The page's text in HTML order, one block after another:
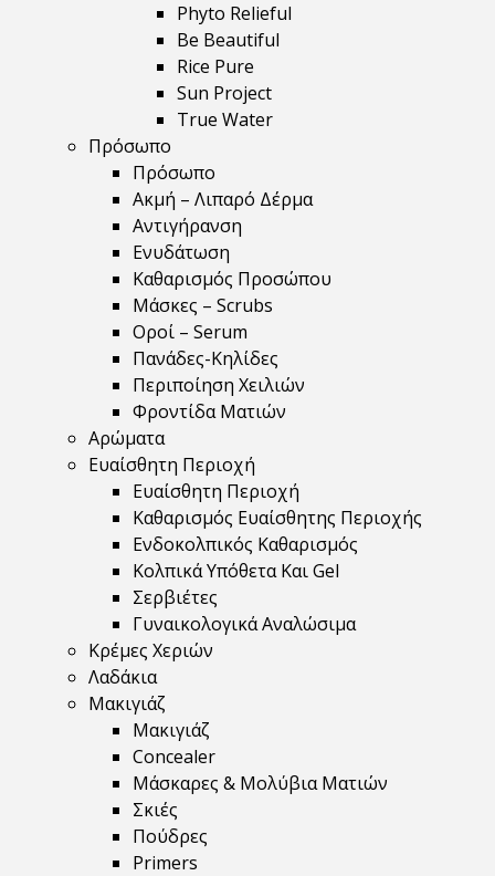
Phyto Relieful
Be Beautiful
Rice Pure
Sun Project
True Water
Πρόσωπο
Πρόσωπο
Ακμή – Λιπαρό Δέρμα
Αντιγήρανση
Ενυδάτωση
Καθαρισμός Προσώπου
Μάσκες – Scrubs
Οροί – Serum
Πανάδες-Κηλίδες
Περιποίηση Χειλιών
Φροντίδα Ματιών
Αρώματα
Ευαίσθητη Περιοχή
Ευαίσθητη Περιοχή
Καθαρισμός Ευαίσθητης Περιοχής
Ενδοκολπικός Καθαρισμός
Κολπικά Υπόθετα Και Gel
Σερβιέτες
Γυναικολογικά Αναλώσιμα
Κρέμες Χεριών
Λαδάκια
Μακιγιάζ
Μακιγιάζ
Concealer
Μάσκαρες & Μολύβια Ματιών
Σκιές
Πούδρες
Primers